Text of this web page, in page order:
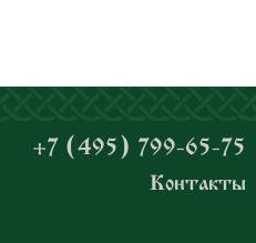
студия «Светлячок»
+7 (495) 799-65-75
Контакты